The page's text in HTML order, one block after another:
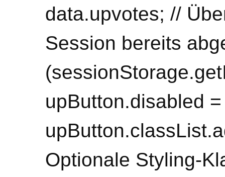
data.upvotes; //
Session bereits
upButton.disabled
Optionale Styling-